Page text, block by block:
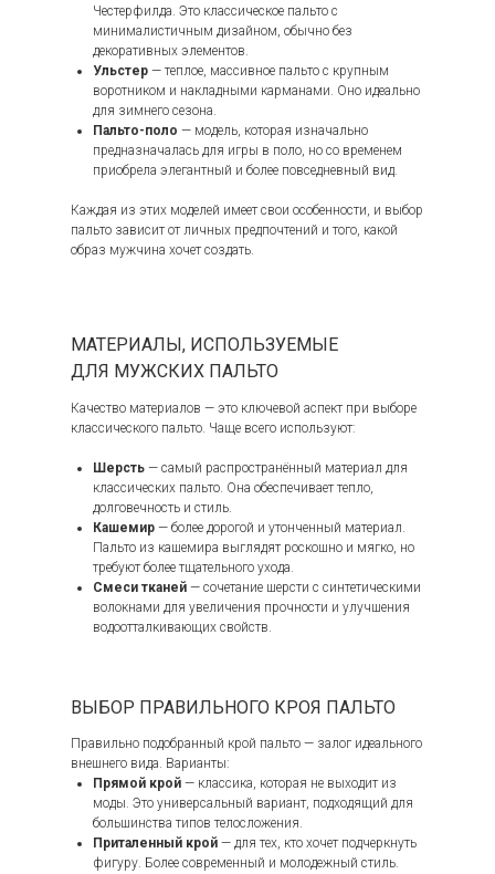
Честерфилда. Это классическое пальто с
минималистичным дизайном, обычно без
декоративных элементов.
Ульстер — теплое, массивное пальто с крупным
воротником и накладными карманами. Оно идеально
для зимнего сезона.
Пальто-поло — модель, которая изначально
предназначалась для игры в поло, но со временем
приобрела элегантный и более повседневный вид.
Каждая из этих моделей имеет свои особенности, и выбор
пальто зависит от личных предпочтений и того, какой
образ мужчина хочет создать.
МАТЕРИАЛЫ, ИСПОЛЬЗУЕМЫЕ
ДЛЯ МУЖСКИХ ПАЛЬТО
Качество материалов — это ключевой аспект при выборе
классического пальто. Чаще всего используют:
Шерсть — самый распространённый материал для
классических пальто. Она обеспечивает тепло,
долговечность и стиль.
Кашемир — более дорогой и утонченный материал.
Пальто из кашемира выглядят роскошно и мягко, но
требуют более тщательного ухода.
Смеси тканей — сочетание шерсти с синтетическими
волокнами для увеличения прочности и улучшения
водоотталкивающих свойств.
ВЫБОР ПРАВИЛЬНОГО КРОЯ ПАЛЬТО
Правильно подобранный крой пальто — залог идеального
внешнего вида. Варианты:
Прямой крой — классика, которая не выходит из
моды. Это универсальный вариант, подходящий для
большинства типов телосложения.
Приталенный крой — для тех, кто хочет подчеркнуть
фигуру. Более современный и молодежный стиль.